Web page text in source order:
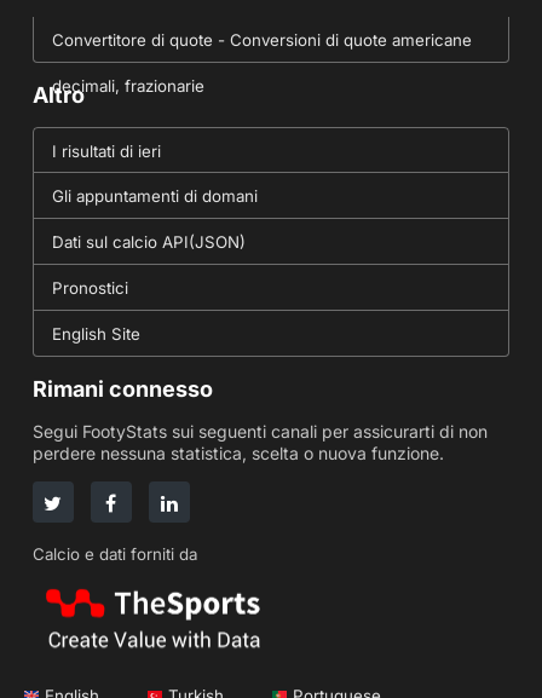
Convertitore di quote - Conversioni di quote americane
decimali, frazionarie
Altro
I risultati di ieri
Gli appuntamenti di domani
Dati sul calcio API(JSON)
Pronostici
English Site
Rimani connesso
Segui FootyStats sui seguenti canali per assicurarti di non
perdere nessuna statistica, scelta o nuova funzione.
Calcio e dati forniti da